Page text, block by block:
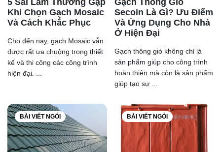
thế, một số mẫu gạch còn làm bề mặt sần sùi tạo cảm
giác như đang đi trên gỗ thật.
Là dòng gạch có bề mặt tương tự như đá tự nhiên và có
độ nhám nhẹ, thông thường mẫu gạch này sẽ được dùng
để lát sân vườn, nhà tắm… Bởi mẫu gạch này chịu lực
rất tốt cũng như khả năng chống trơn trượt rất ổn định.
3.4 Gạch ốp lát vân mây
Tương tự như gạch ốp lát vân đá, gạch vân mây cũng là
dòng sản phẩm được tạo ra bởi công nghệ HD Digital
Printing mô phỏng lại các vân mây vô cùng nhẹ nhàng
5 Sai Lầm Thường Gặp
Khi Chọn Gạch Mosaic
Và Cách Khắc Phục
Cho đến nay, gạch Mosaic vẫn
được rất ưa chuộng trong thiết
kế và thi công các công trình
hiện đại. ...
Gạch Thông Gió
Secoin Là Gì? Ưu Điểm
Và Ứng Dụng Cho Nhà
Ở Hiện Đại
Gạch thông gió không chỉ là
sản phẩm giúp cho công trình
hoàn thiện mà còn là sản phẩm
giúp tạo sự ...
BÀI VIẾT NGÓI BÀI VIẾT NGÓI